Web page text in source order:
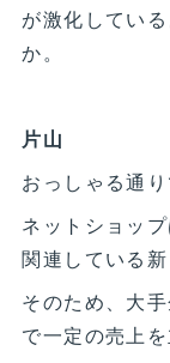
が激化してい
か。
片山
おっしゃる通り
ネットショッ
関連している新
そのため、大
で一定の売上を